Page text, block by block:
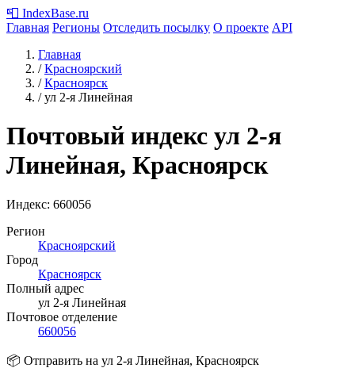
📮 IndexBase.ru
Главная Регионы Отследить посылку О проекте API
Главная
/ Красноярский
/ Красноярск
/ ул 2-я Линейная
Почтовый индекс ул 2-я
Линейная, Красноярск
Индекс: 660056
Регион
Красноярский
Город
Красноярск
Полный адрес
ул 2-я Линейная
Почтовое отделение
660056
📦 Отправить на ул 2-я Линейная, Красноярск